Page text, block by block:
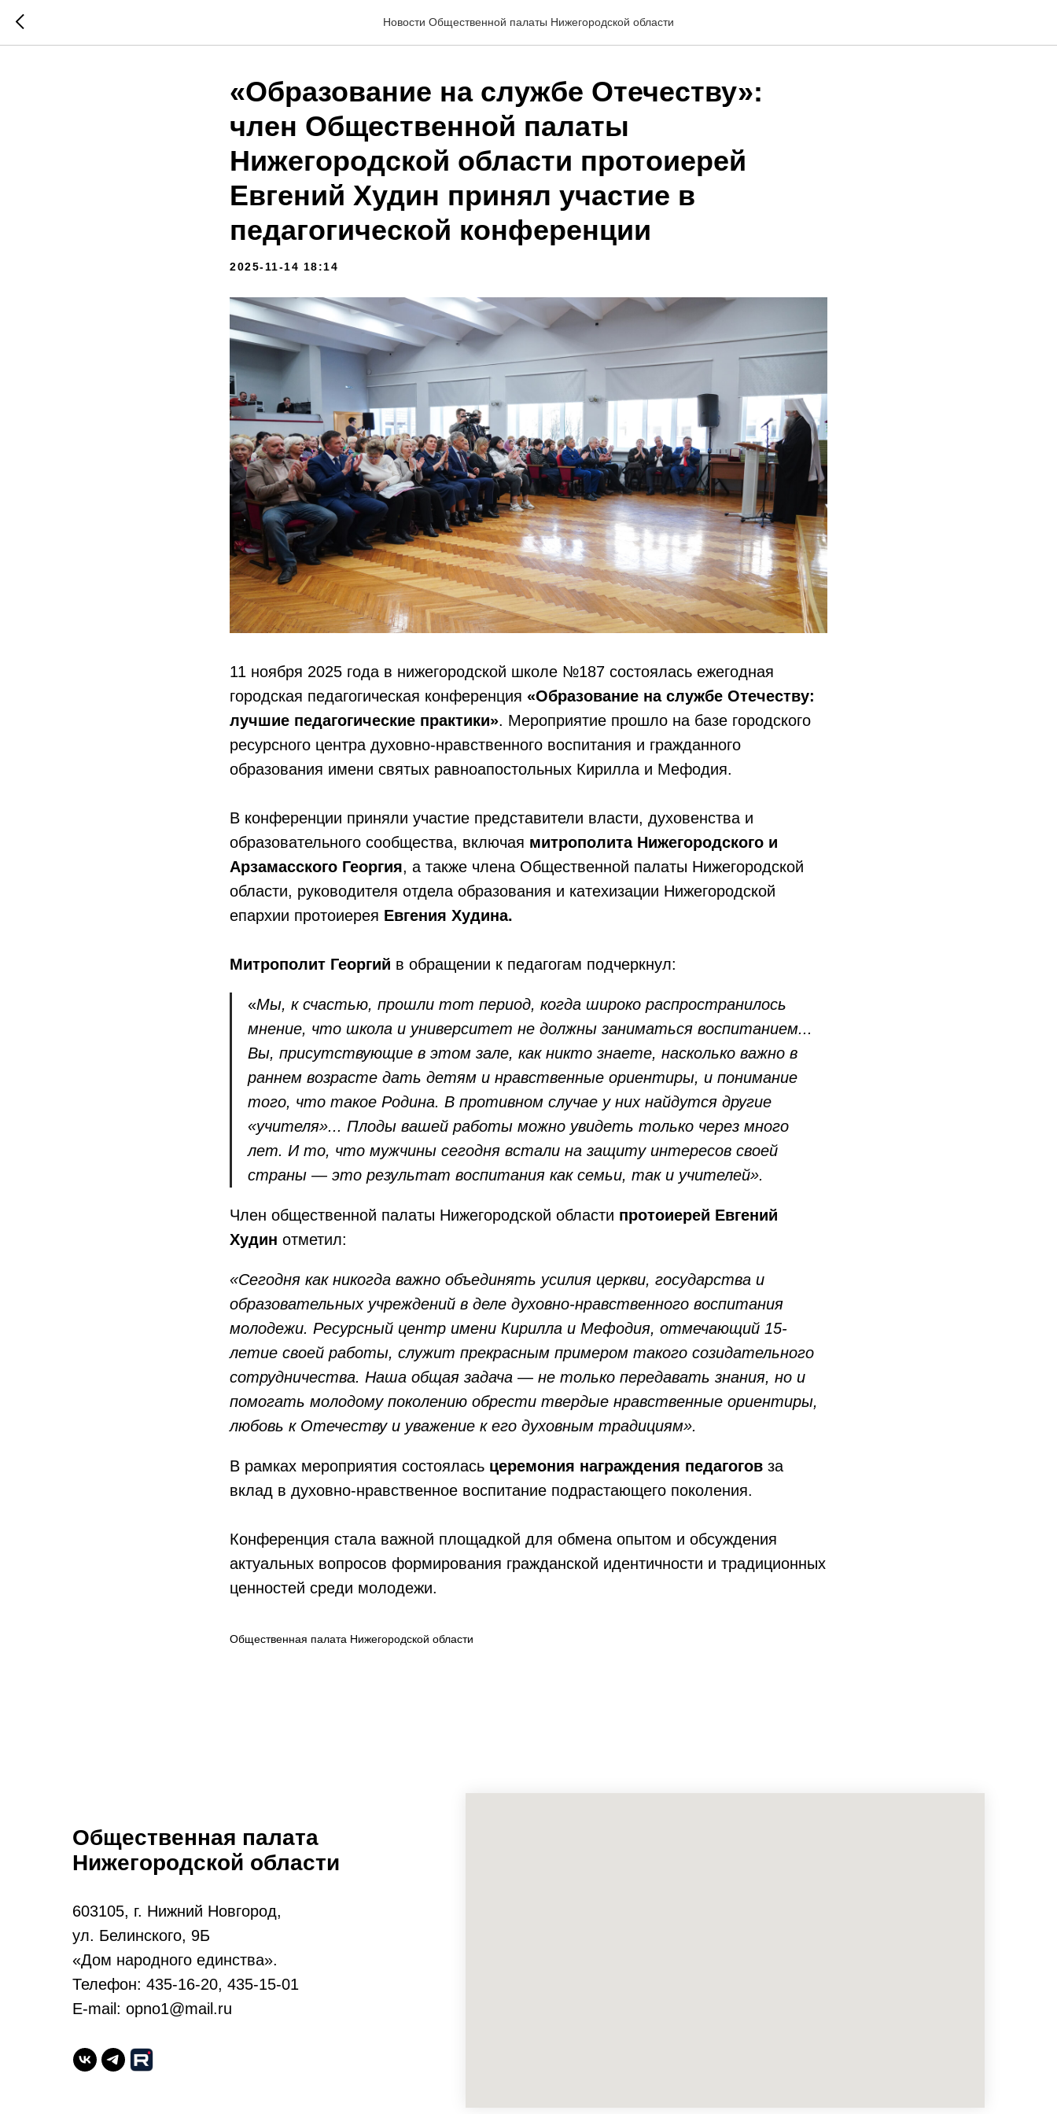
Новости Общественной палаты Нижегородской области
«Образование на службе Отечеству»:
член Общественной палаты
Нижегородской области протоиерей
Евгений Худин принял участие в
педагогической конференции
2025-11-14 18:14
11 ноября 2025 года в нижегородской школе №187 состоялась ежегодная
городская педагогическая конференция «Образование на службе Отечеству:
лучшие педагогические практики». Мероприятие прошло на базе городского
ресурсного центра духовно-нравственного воспитания и гражданного
образования имени святых равноапостольных Кирилла и Мефодия.
В конференции приняли участие представители власти, духовенства и
образовательного сообщества, включая митрополита Нижегородского и
Арзамасского Георгия, а также члена Общественной палаты Нижегородской
области, руководителя отдела образования и катехизации Нижегородской
епархии протоиерея Евгения Худина.
Митрополит Георгий в обращении к педагогам подчеркнул:
«Мы, к счастью, прошли тот период, когда широко распространилось
мнение, что школа и университет не должны заниматься воспитанием...
Вы, присутствующие в этом зале, как никто знаете, насколько важно в
раннем возрасте дать детям и нравственные ориентиры, и понимание
того, что такое Родина. В противном случае у них найдутся другие
«учителя»... Плоды вашей работы можно увидеть только через много
лет. И то, что мужчины сегодня встали на защиту интересов своей
страны — это результат воспитания как семьи, так и учителей».
Член общественной палаты Нижегородской области протоиерей Евгений
Худин отметил:
«Сегодня как никогда важно объединять усилия церкви, государства и
образовательных учреждений в деле духовно-нравственного воспитания
молодежи. Ресурсный центр имени Кирилла и Мефодия, отмечающий 15-
летие своей работы, служит прекрасным примером такого созидательного
сотрудничества. Наша общая задача — не только передавать знания, но и
помогать молодому поколению обрести твердые нравственные ориентиры,
любовь к Отечеству и уважение к его духовным традициям».
В рамках мероприятия состоялась церемония награждения педагогов за
вклад в духовно-нравственное воспитание подрастающего поколения.
Конференция стала важной площадкой для обмена опытом и обсуждения
актуальных вопросов формирования гражданской идентичности и традиционных
ценностей среди молодежи.
Общественная палата Нижегородской области
Общественная палата
Нижегородской области
603105, г. Нижний Новгород,
ул. Белинского, 9Б
«Дом народного единства».
Телефон: 435-16-20, 435-15-01
E-mail: opno1@mail.ru